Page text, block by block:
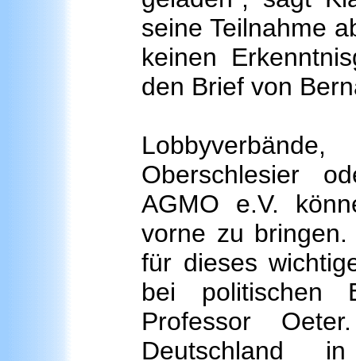
seine Teilnahme
keinen
den Brief von
Oberschlesier
AGMO e.V.
vorne zu bringen.
für dieses
bei politischen
Professor
Deutschland